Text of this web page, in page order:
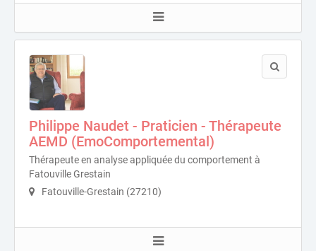
Philippe Naudet - Praticien - Thérapeute
AEMD (EmoComportemental)
Thérapeute en analyse appliquée du comportement à
Fatouville Grestain
Fatouville-Grestain (27210)